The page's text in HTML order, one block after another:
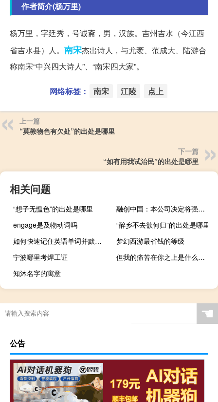
作者简介(杨万里)
杨万里，字廷秀，号诚斋，男，汉族。吉州吉水（今江西
省吉水县）人。 南宋杰出诗人，与尤袤、范成大、陆游合
称南宋“中兴四大诗人”、“南宋四大家”。
网络标签： 南宋 江陵 点上
上一篇
“莫教物色有欠处”的出处是哪里
下一篇
“如有用我试治民”的出处是哪里
相关问题
“想子无愠色”的出处是哪里
融创中国：本公司决定将强制可转换债券的限额提高至27.5亿美元
engage是及物动词吗
“醉乡不去欲何归”的出处是哪里
如何快速记住英语单词并默写 方法是什么
梦幻西游最省钱的等级
宁波哪里考焊工证
但我的痛苦在你之上是什么梗什么梗
知沐名字的寓意
☚
公告